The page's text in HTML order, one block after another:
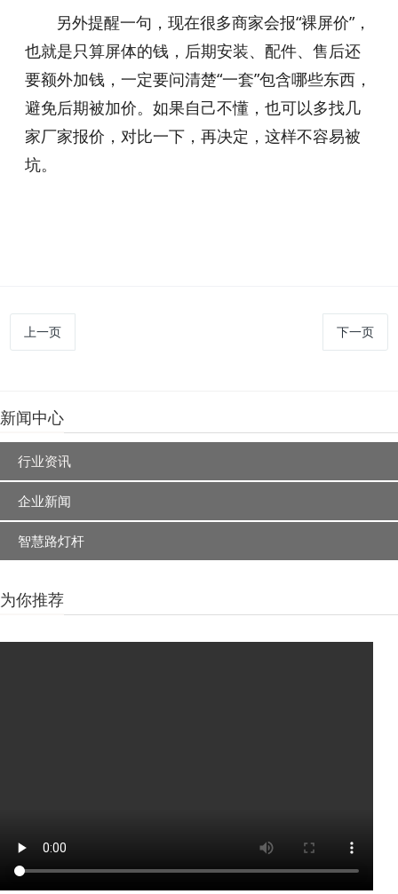
另外提醒一句，现在很多商家会报“裸屏价”，
也就是只算屏体的钱，后期安装、配件、售后还
要额外加钱，一定要问清楚“一套”包含哪些东西，
避免后期被加价。如果自己不懂，也可以多找几
家厂家报价，对比一下，再决定，这样不容易被
坑。
上一页 下一页
新闻中心
行业资讯
企业新闻
智慧路灯杆
为你推荐